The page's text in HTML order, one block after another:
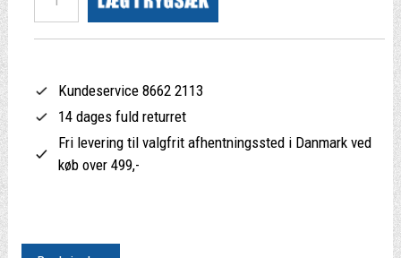
Kundeservice 8662 2113
14 dages fuld returret
Fri levering til valgfrit afhentningssted i Danmark ved
køb over 499,-